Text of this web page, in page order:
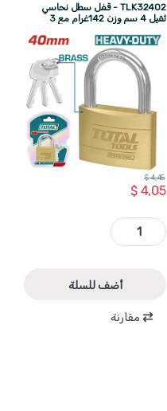
TLK32402 - قفل سطل نحاسي
ثقيل 4 سم وزن 142غرام مع 3
$4,05
$4,45
TLK32402 - قفل سطل نحاسي ثقيل 4 سم وزن 142غرام مع 3 مفاتيح ((صناعي )) TOTAL quantity
أضف للسلة
مقارنة